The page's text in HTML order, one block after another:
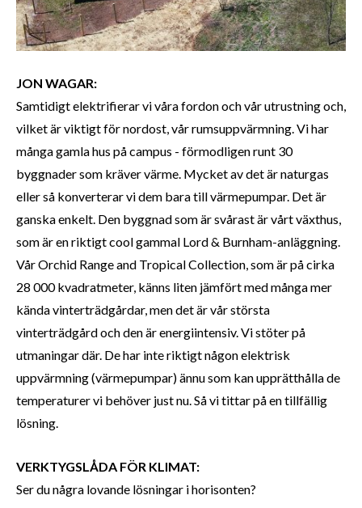
JON WAGAR:
Samtidigt elektrifierar vi våra fordon och vår utrustning och,
vilket är viktigt för nordost, vår rumsuppvärmning. Vi har
många gamla hus på campus - förmodligen runt 30
byggnader som kräver värme. Mycket av det är naturgas
eller så konverterar vi dem bara till värmepumpar. Det är
ganska enkelt. Den byggnad som är svårast är vårt växthus,
som är en riktigt cool gammal Lord & Burnham-anläggning.
Vår Orchid Range and Tropical Collection, som är på cirka
28 000 kvadratmeter, känns liten jämfört med många mer
kända vinterträdgårdar, men det är vår största
vinterträdgård och den är energiintensiv. Vi stöter på
utmaningar där. De har inte riktigt någon elektrisk
uppvärmning (värmepumpar) ännu som kan upprätthålla de
temperaturer vi behöver just nu. Så vi tittar på en tillfällig
lösning.
VERKTYGSLÅDA FÖR KLIMAT:
Ser du några lovande lösningar i horisonten?